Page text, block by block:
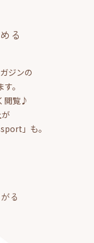
る
ジンの
。
閲覧♪
」も。
る